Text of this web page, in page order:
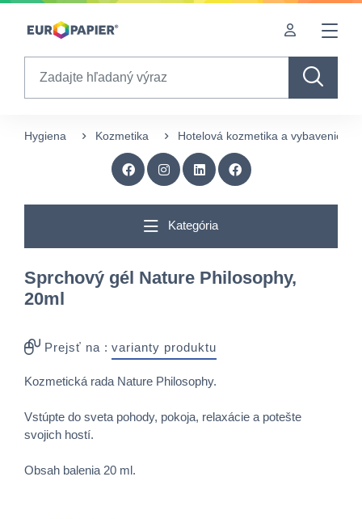
Table Of Content
Hygiena Kozmetika Hotelová kozmetika a vybavenie
Kategória
Sprchový gél Nature Philosophy,
20ml
Prejsť na : varianty produktu
Kozmetická rada Nature Philosophy.
Vstúpte do sveta pohody, pokoja, relaxácie a potešte
svojich hostí.
Obsah balenia 20 ml.